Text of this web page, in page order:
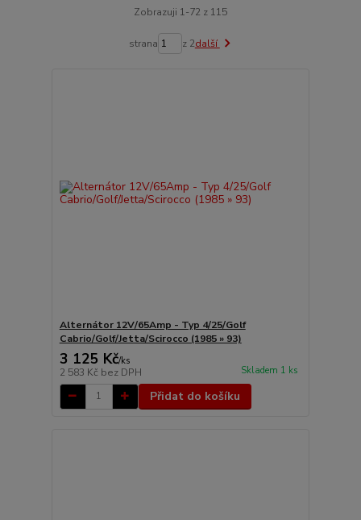
Zobrazuji 1-72 z 115
strana z 2další
Alternátor 12V/65Amp - Typ 4/25/Golf
Cabrio/Golf/Jetta/Scirocco (1985 » 93)
3 125 Kč/ks
2 583 Kč bez DPH Skladem 1 ks
Přidat do košíku